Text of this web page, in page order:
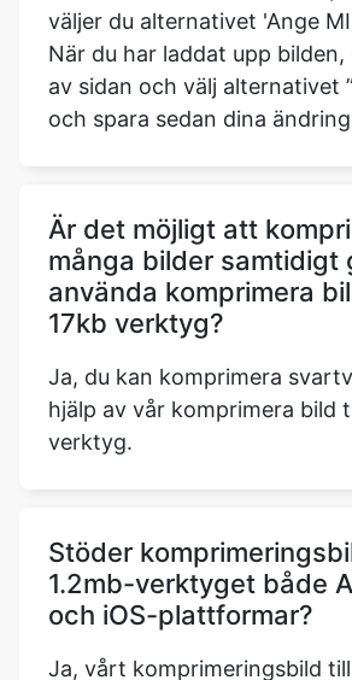
och spara sedan dina
Är det möjligt att
17kb verktyg?
Ja, du kan komprimera
hjälp av vår komprimera bild
verktyg.
Stöder
Ja, vårt komprimeringsbild
verktyg är mobilvänligt, vilket
det fungerar på både
enheter. Den är kompatibel